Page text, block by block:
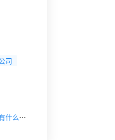
司
【下一篇】第三方软件测评机构:Katalon Studio是什么？有什么用？